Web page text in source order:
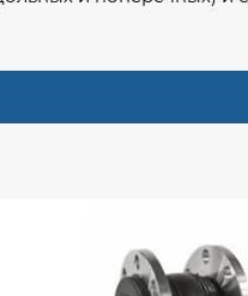
обвязки насосного,
генерирует
Вам оптимальное